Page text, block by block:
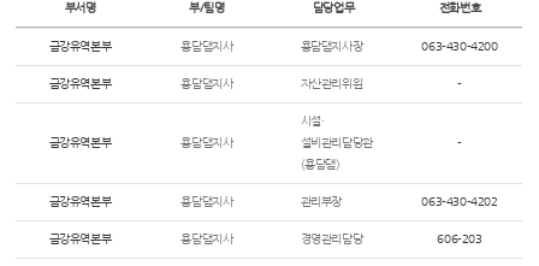
부서명 부/팀명 담당업무 전화번호
금강유역본부 용담댐지사 용담댐지사장 063-430-4200
금강유역본부 용담댐지사 자산관리위원 -
금강유역본부 용담댐지사
시설·
설비관리담당관
(용담댐)
-
금강유역본부 용담댐지사 관리부장 063-430-4202
금강유역본부 용담댐지사 경영관리담당 606-203